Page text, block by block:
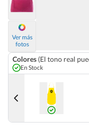
Ver más
fotos
Colores (El tono real
En Stock